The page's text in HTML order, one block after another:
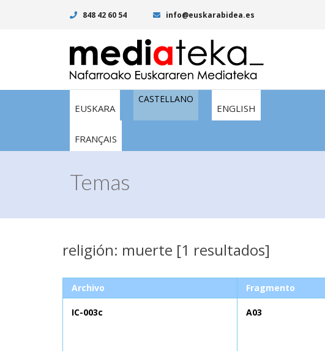
848 42 60 54 info@euskarabidea.es
EUSKARA
CASTELLANO
ENGLISH
FRANÇAIS
Temas
religión: muerte [1 resultados]
Archivo Fragmento
IC-003c A03